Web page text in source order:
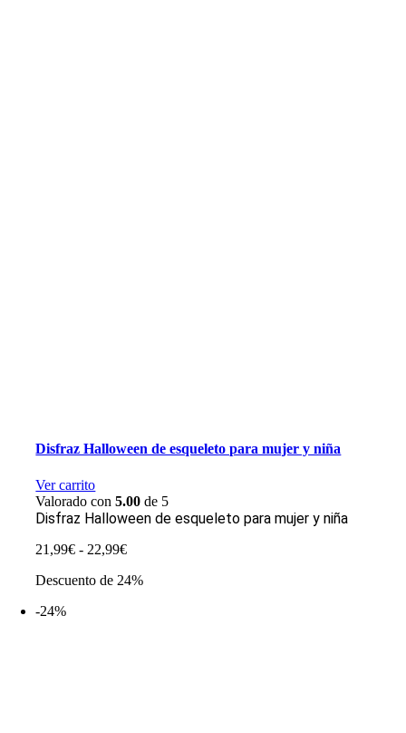
Disfraz Halloween de esqueleto para mujer y niña
Ver carrito
Valorado con5.00 de 5
Disfraz Halloween de esqueleto para mujer y niña
21,99€ - 22,99€Rango
precios:
Descuento de 24%
-24%